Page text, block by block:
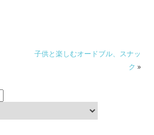
子供と楽しむオードブル、スナッ
ク »